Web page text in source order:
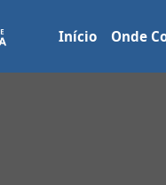
Início Onde